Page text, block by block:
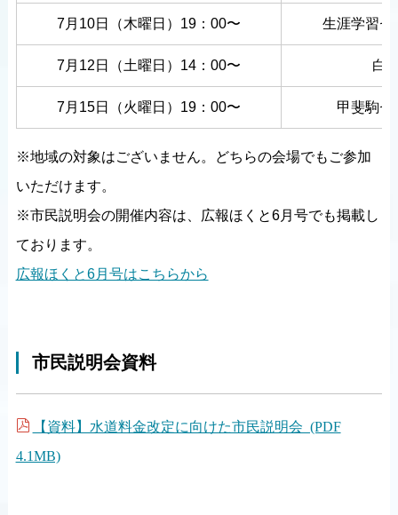
7月10日（木曜日）19：00〜 生涯学習セ
7月12日（土曜日）14：00〜 白
7月15日（火曜日）19：00〜 甲斐駒セ
※地域の対象はございません。どちらの会場でもご参加
いただけます。
※市民説明会の開催内容は、広報ほくと6月号でも掲載し
ております。
広報ほくと6月号はこちらから
市民説明会資料
【資料】水道料金改定に向けた市民説明会 (PDF
4.1MB)